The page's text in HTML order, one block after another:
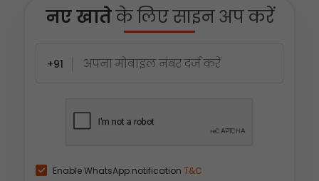
नए खातेके लिए साइन अप करें
+91
Enable WhatsApp notification T&C